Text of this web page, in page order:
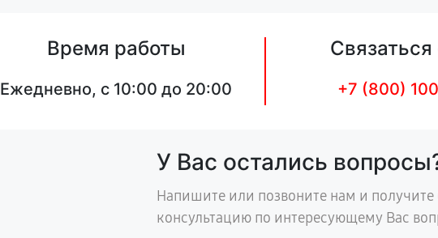
Время работы
Ежедневно, с 10:00 до 20:00 +7 (800)
У Вас остались
Напишите или позвоните нам и получите
консультацию по интересующему Вас